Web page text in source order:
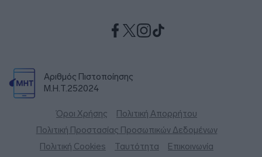
Αριθμός Πιστοποίησης
Μ.Η.Τ.252024
Όροι Χρήσης
Πολιτική Απορρήτου
Πολιτική Προστασίας Προσωπικών Δεδομένων
Πολιτική Cookies
Ταυτότητα Επικοινωνία